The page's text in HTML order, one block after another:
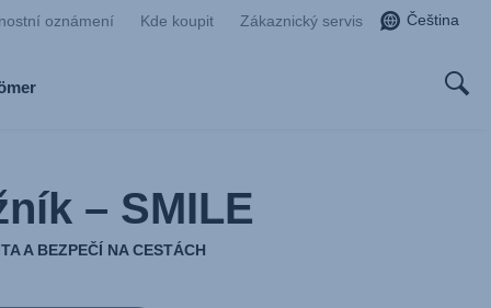
oznámení Kde koupit Zákaznický servis Čeština
– SMILE
A BEZPEČÍ NA CESTÁCH